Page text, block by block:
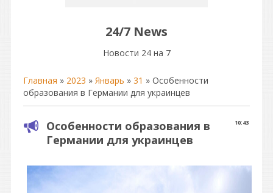
24/7 News
Новости 24 на 7
Главная » 2023 » Январь » 31 » Особенности
образования в Германии для украинцев
10:43
Особенности образования в
Германии для украинцев